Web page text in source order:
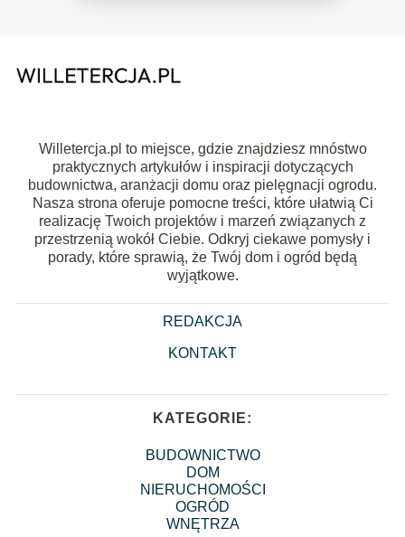
Willetercja.pl to miejsce, gdzie znajdziesz mnóstwo
praktycznych artykułów i inspiracji dotyczących
budownictwa, aranżacji domu oraz pielęgnacji ogrodu.
Nasza strona oferuje pomocne treści, które ułatwią Ci
realizację Twoich projektów i marzeń związanych z
przestrzenią wokół Ciebie. Odkryj ciekawe pomysły i
porady, które sprawią, że Twój dom i ogród będą
wyjątkowe.
REDAKCJA
KONTAKT
KATEGORIE:
BUDOWNICTWO
DOM
NIERUCHOMOŚCI
OGRÓD
WNĘTRZA